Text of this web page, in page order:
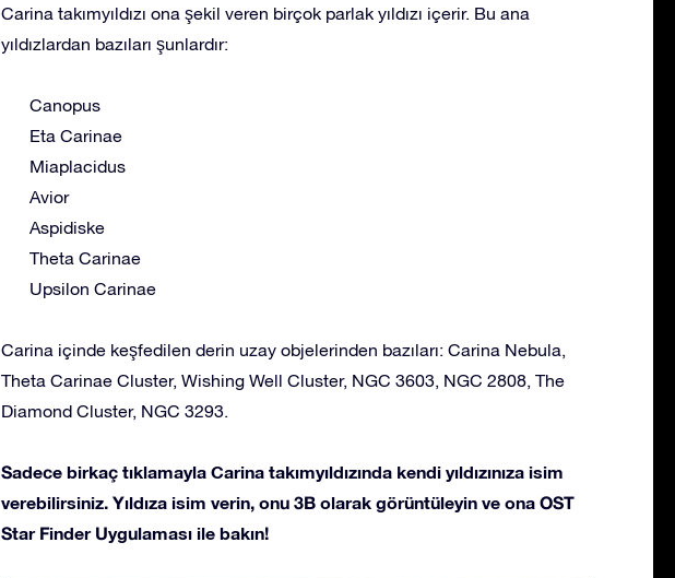
Carina takımyıldızı ona şekil veren birçok parlak yıldızı içerir. Bu ana
yıldızlardan bazıları şunlardır:
Canopus
Eta Carinae
Miaplacidus
Avior
Aspidiske
Theta Carinae
Upsilon Carinae
Carina içinde keşfedilen derin uzay objelerinden bazıları: Carina Nebula,
Theta Carinae Cluster, Wishing Well Cluster, NGC 3603, NGC 2808, The
Diamond Cluster, NGC 3293.
Sadece birkaç tıklamayla Carina takımyıldızında kendi yıldızınıza isim
verebilirsiniz. Yıldıza isim verin, onu 3B olarak görüntüleyin ve ona OST
Star Finder Uygulaması ile bakın!